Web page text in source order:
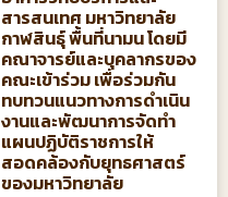
สารสนเทศ มหาวิทยาลัย
กาฬสินธุ์ พื้นที่นามน โดยมี
คณาจารย์และบุคลากรของ
คณะเข้าร่วม เพื่อร่วมกัน
ทบทวนแนวทางการดำเนิน
งานและพัฒนาการจัดทำ
แผนปฏิบัติราชการให้
สอดคล้องกับยุทธศาสตร์
ของมหาวิทยาลัย